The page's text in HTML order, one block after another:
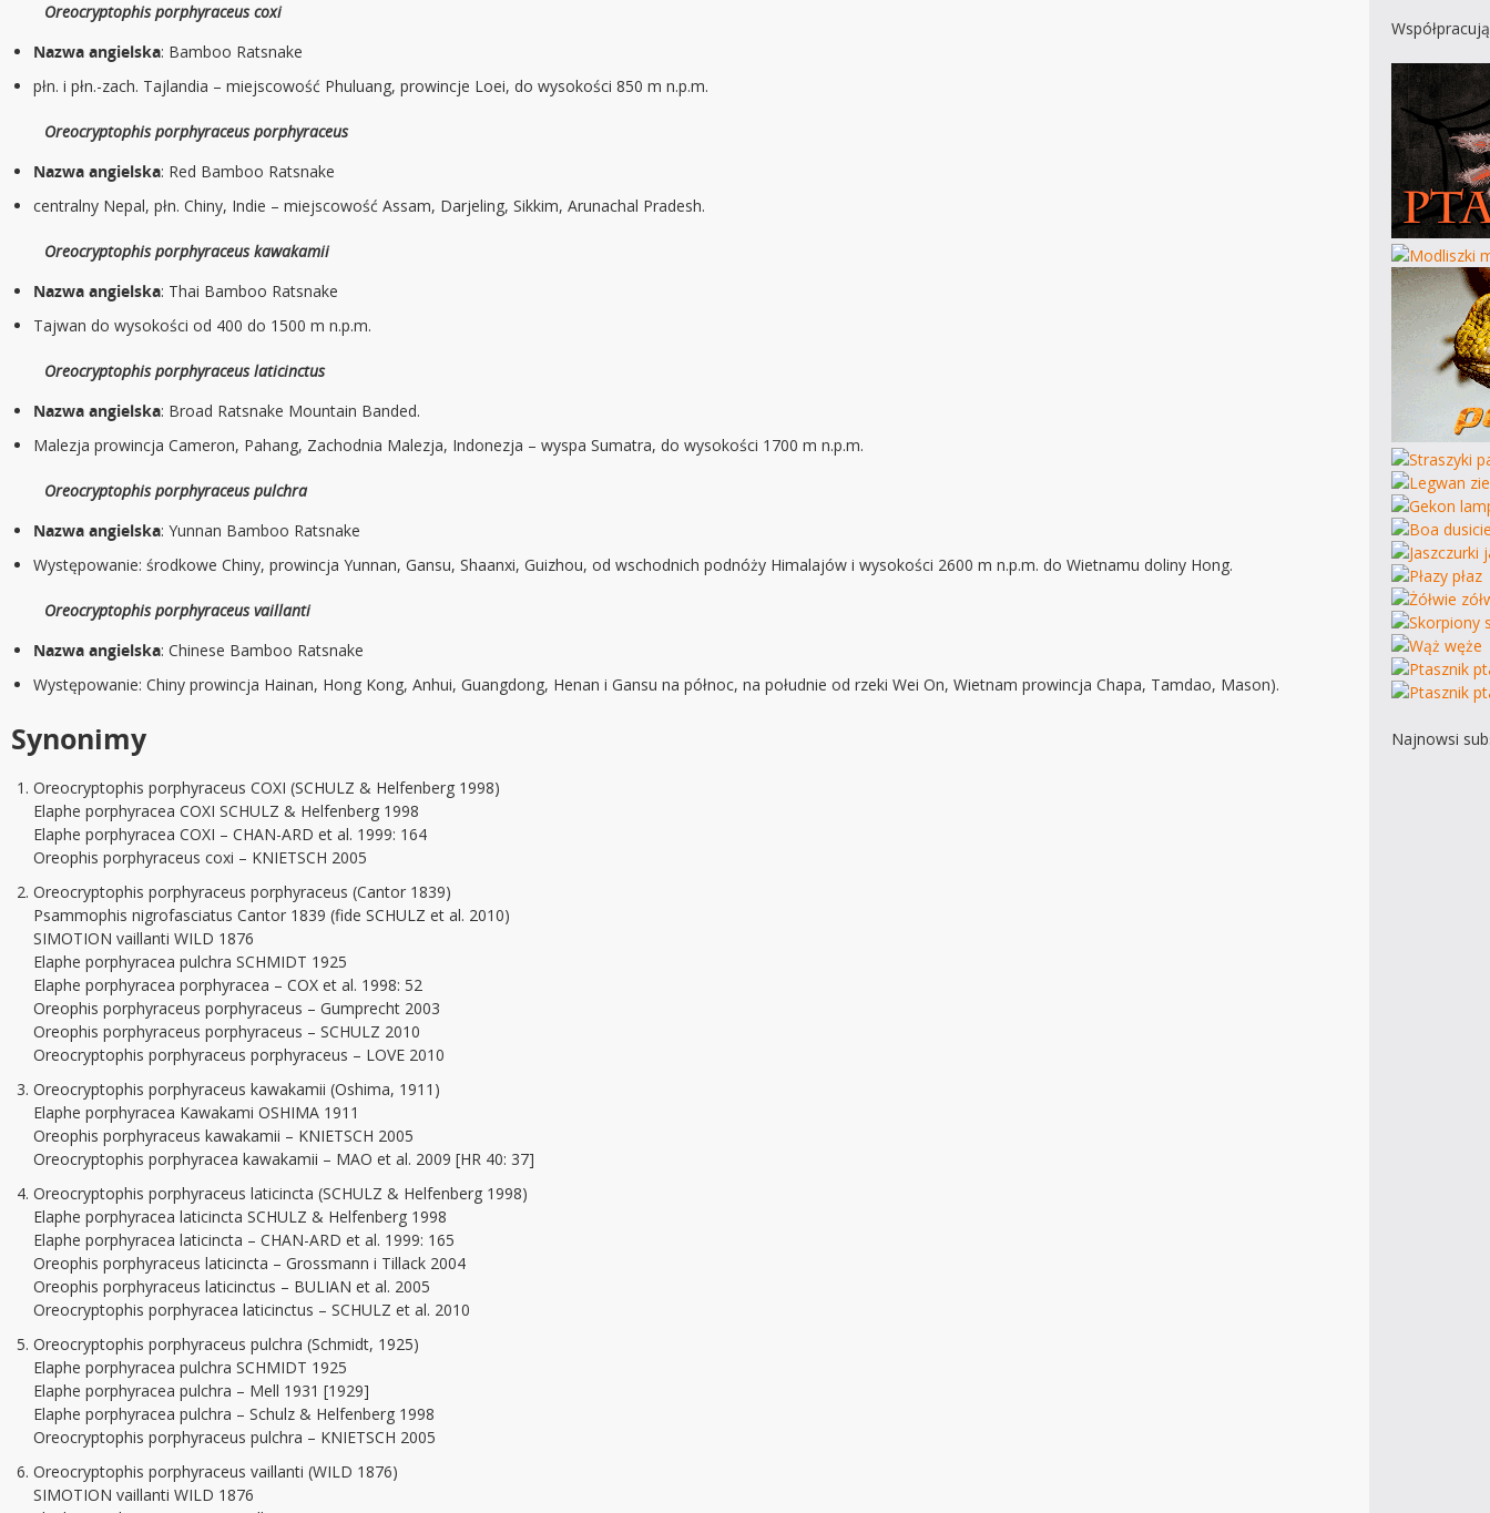
Oreocryptophis porphyraceus coxi
Nazwa angielska: Bamboo Ratsnake
płn. i płn.-zach. Tajlandia – miejscowość Phuluang, prowincje Loei, do wysokości 850 m n.p.m.
Oreocryptophis porphyraceus porphyraceus
Nazwa angielska: Red Bamboo Ratsnake
centralny Nepal, płn. Chiny, Indie – miejscowość Assam, Darjeling, Sikkim, Arunachal Pradesh.
Oreocryptophis porphyraceus kawakamii
Nazwa angielska: Thai Bamboo Ratsnake
Tajwan do wysokości od 400 do 1500 m n.p.m.
Oreocryptophis porphyraceus laticinctus
Nazwa angielska: Broad Ratsnake Mountain Banded.
Malezja prowincja Cameron, Pahang, Zachodnia Malezja, Indonezja – wyspa Sumatra, do wysokości 1700 m n.p.m.
Oreocryptophis porphyraceus pulchra
Nazwa angielska: Yunnan Bamboo Ratsnake
Występowanie: środkowe Chiny, prowincja Yunnan, Gansu, Shaanxi, Guizhou, od wschodnich podnóży Himalajów i wysokości 2600 m n.p.m. do Wietnamu doliny Hong.
Oreocryptophis porphyraceus vaillanti
Nazwa angielska: Chinese Bamboo Ratsnake
Występowanie: Chiny prowincja Hainan, Hong Kong, Anhui, Guangdong, Henan i Gansu na północ, na południe od rzeki Wei On, Wietnam prowincja Chapa, Tamdao, Mason).
Synonimy
Oreocryptophis porphyraceus COXI (SCHULZ & Helfenberg 1998)
Elaphe porphyracea COXI SCHULZ & Helfenberg 1998
Elaphe porphyracea COXI – CHAN-ARD et al. 1999: 164
Oreophis porphyraceus coxi – KNIETSCH 2005
Oreocryptophis porphyraceus porphyraceus (Cantor 1839)
Psammophis nigrofasciatus Cantor 1839 (fide SCHULZ et al. 2010)
SIMOTION vaillanti WILD 1876
Elaphe porphyracea pulchra SCHMIDT 1925
Elaphe porphyracea porphyracea – COX et al. 1998: 52
Oreophis porphyraceus porphyraceus – Gumprecht 2003
Oreophis porphyraceus porphyraceus – SCHULZ 2010
Oreocryptophis porphyraceus porphyraceus – LOVE 2010
Oreocryptophis porphyraceus kawakamii (Oshima, 1911)
Elaphe porphyracea Kawakami OSHIMA 1911
Oreophis porphyraceus kawakamii – KNIETSCH 2005
Oreocryptophis porphyracea kawakamii – MAO et al. 2009 [HR 40: 37]
Oreocryptophis porphyraceus laticincta (SCHULZ & Helfenberg 1998)
Elaphe porphyracea laticincta SCHULZ & Helfenberg 1998
Elaphe porphyracea laticincta – CHAN-ARD et al. 1999: 165
Oreophis porphyraceus laticincta – Grossmann i Tillack 2004
Oreophis porphyraceus laticinctus – BULIAN et al. 2005
Oreocryptophis porphyracea laticinctus – SCHULZ et al. 2010
Oreocryptophis porphyraceus pulchra (Schmidt, 1925)
Elaphe porphyracea pulchra SCHMIDT 1925
Elaphe porphyracea pulchra – Mell 1931 [1929]
Elaphe porphyracea pulchra – Schulz & Helfenberg 1998
Oreocryptophis porphyraceus pulchra – KNIETSCH 2005
Oreocryptophis porphyraceus vaillanti (WILD 1876)
SIMOTION vaillanti WILD 1876
Najnowsi